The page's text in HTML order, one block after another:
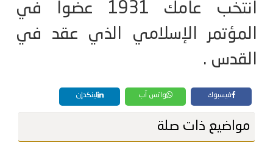
انتخب عامك 1931 عضوا في
المؤتمر الإسلامي الذي عقد في
القدس .
فيسبوك واتس آب لينكدإن
مواضيع ذات صلة